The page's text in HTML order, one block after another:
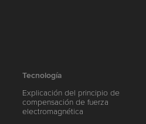
Tecnología
Explicación del principio de
compensación de fuerza
electromagnética